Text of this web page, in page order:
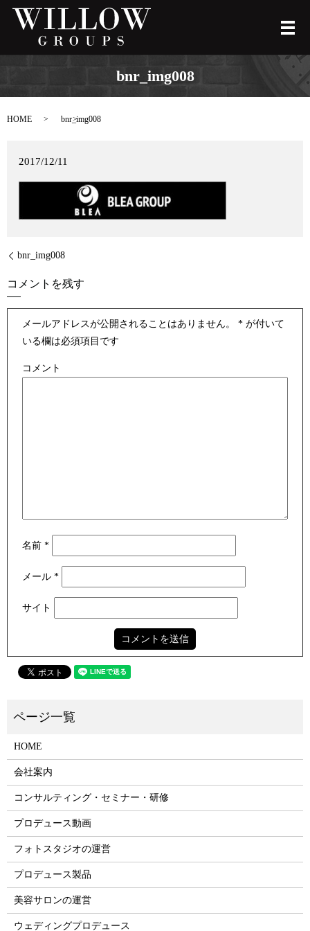
メ
bnr_img008
HOME bnr_img008
2017/12/11
bnr_img008
コメントを残す
メールアドレスが公開されることはありません。 * が付いて
いる欄は必須項目です
コメント
名前*
メール*
サイト
HOME
会社案内
コンサルティング・セミナー・研修
プロデュース動画
フォトスタジオの運営
プロデュース製品
美容サロンの運営
ウェディングプロデュース